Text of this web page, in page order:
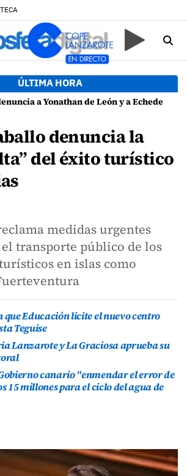
ÚLTIMA HORA
de León y a Echedey Eugenio por presuntas anomalías en contratos festivos
denuncia la
del éxito turístico
medidas urgentes
transporte público de los
en islas como
que Educación licite el nuevo centro
Teguise
Lanzarote y La Graciosa aprueba su
canario "enmendar el error de
15 millones para el ciclo del agua de